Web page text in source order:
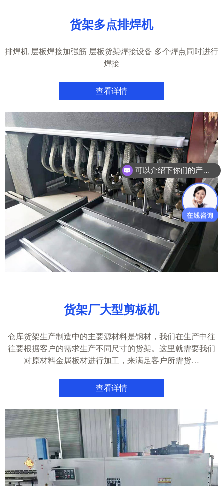
货架多点排焊机
排焊机 层板焊接加强筋 层板货架焊接设备 多个焊点同时进行
焊接
查看详情
货架厂大型剪板机
仓库货架生产制造中的主要源材料是钢材，我们在生产中往
往要根据客户的需求生产不同尺寸的货架。这里就需要我们
对原材料金属板材进行加工，来满足客户所需货…
查看详情
你们是怎么收费的呢？